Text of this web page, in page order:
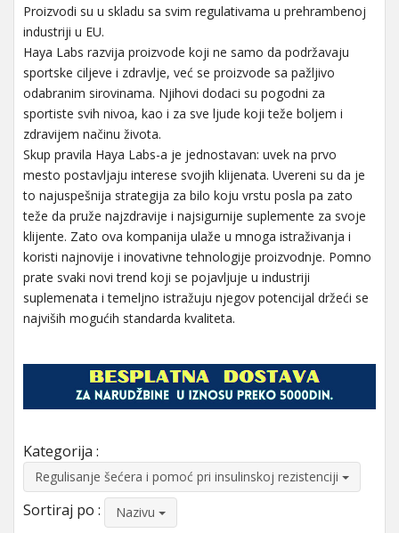
Proizvodi su u skladu sa svim regulativama u prehrambenoj
industriji u EU.
Haya Labs razvija proizvode koji ne samo da podržavaju
sportske ciljeve i zdravlje, već se proizvode sa pažljivo
odabranim sirovinama. Njihovi dodaci su pogodni za
sportiste svih nivoa, kao i za sve ljude koji teže boljem i
zdravijem načinu života.
Skup pravila Haya Labs-a je jednostavan: uvek na prvo
mesto postavljaju interese svojih klijenata. Uvereni su da je
to najuspešnija strategija za bilo koju vrstu posla pa zato
teže da pruže najzdravije i najsigurnije suplemente za svoje
klijente. Zato ova kompanija ulaže u mnoga istraživanja i
koristi najnovije i inovativne tehnologije proizvodnje. Pomno
prate svaki novi trend koji se pojavljuje u industriji
suplemenata i temeljno istražuju njegov potencijal držeći se
najviših mogućih standarda kvaliteta.
Kategorija :
Regulisanje šećera i pomoć pri insulinskoj rezistenciji
Sortiraj po : Nazivu